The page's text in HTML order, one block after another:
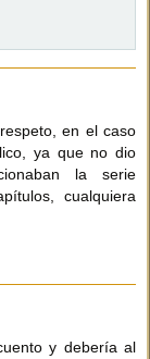
en el caso
ya que no dio
la serie
cualquiera
y debería al